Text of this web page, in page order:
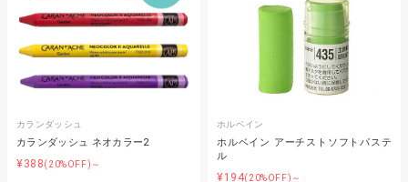
カランダッシュ
カランダッシュ ネオカラー2
¥388(20%OFF)～
ホルベイン
ホルベイン アーチストソフトパステ
ル
¥194(20%OFF)～